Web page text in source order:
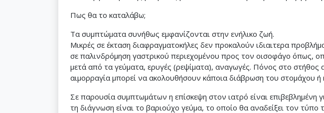
Πως θα το καταλάβω;
Τα συμπτώματα συνήθως εμφανίζονται στην ενήλικο ζωή.
Μικρές σε έκταση διαφραγματοκήλες δεν προκαλούν ιδιαιτερα
σε παλινδρόμηση γαστρικού περιεχομένου προς τον οισοφάγο όπως,
μετά από τα γεύματα, ερυγές (ρεψίματα), αναγωγές. Πόνος στο
αιμορραγία μπορεί να ακολουθήσουν κάποια διάβρωση του στομάχου
Σε παρουσία συμπτωμάτων η επίσκεψη στον ιατρό είναι επιβεβλημένη
τη διάγνωση είναι το βαριούχο γεύμα, το οποίο θα αναδείξει τον